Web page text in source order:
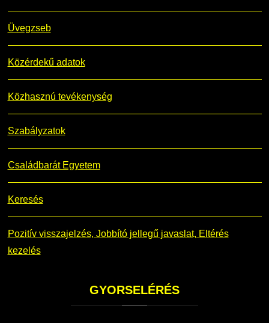
Üvegzseb
Közérdekű adatok
Közhasznú tevékenység
Szabályzatok
Családbarát Egyetem
Keresés
Pozitív visszajelzés, Jobbító jellegű javaslat, Eltérés
kezelés
GYORSELÉRÉS